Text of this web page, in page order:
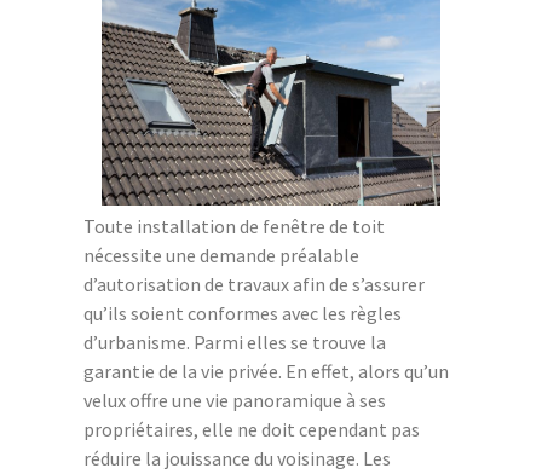
Toute installation de fenêtre de toit
nécessite une demande préalable
d’autorisation de travaux afin de s’assurer
qu’ils soient conformes avec les règles
d’urbanisme. Parmi elles se trouve la
garantie de la vie privée. En effet, alors qu’un
velux offre une vie panoramique à ses
propriétaires, elle ne doit cependant pas
réduire la jouissance du voisinage. Les